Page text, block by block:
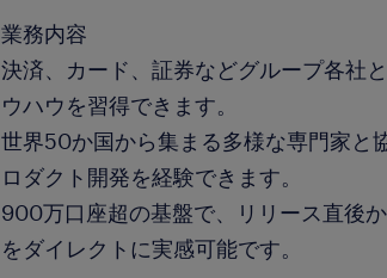
業務内容
決済、カード、証券などグループ各社
ウハウを習得できます。
世界50か国から集まる多様な専門家と
ロダクト開発を経験できます。
900万口座超の基盤で、リリース直後
をダイレクトに実感可能です。